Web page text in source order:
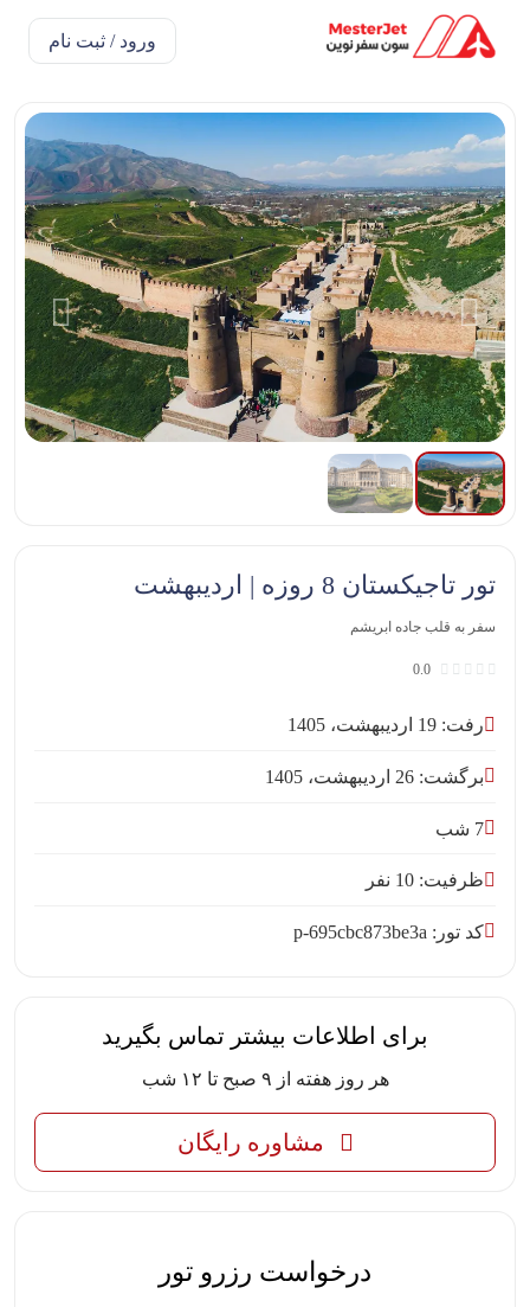
ورود / ثبت نام
تور تاجیکستان 8 روزه | اردیبهشت
سفر به قلب جاده ابریشم
0.0
رفت: 19 اردیبهشت، 1405
برگشت: 26 اردیبهشت، 1405
7 شب
ظرفیت: 10 نفر
کد تور: p-695cbc873be3a
برای اطلاعات بیشتر تماس بگیرید
هر روز هفته از ۹ صبح تا ۱۲ شب
مشاوره رایگان
درخواست رزرو تور